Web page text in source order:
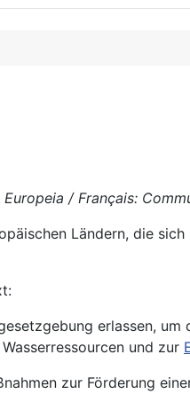
/ Français:
Ländern, die sich
erlassen,
und zur
zur Förderung